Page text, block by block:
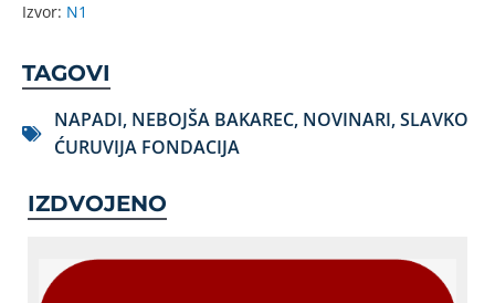
Izvor: N1
TAGOVI
NAPADI, NEBOJŠA BAKAREC, NOVINARI,SLAVKO
ĆURUVIJA FONDACIJA
IZDVOJENO